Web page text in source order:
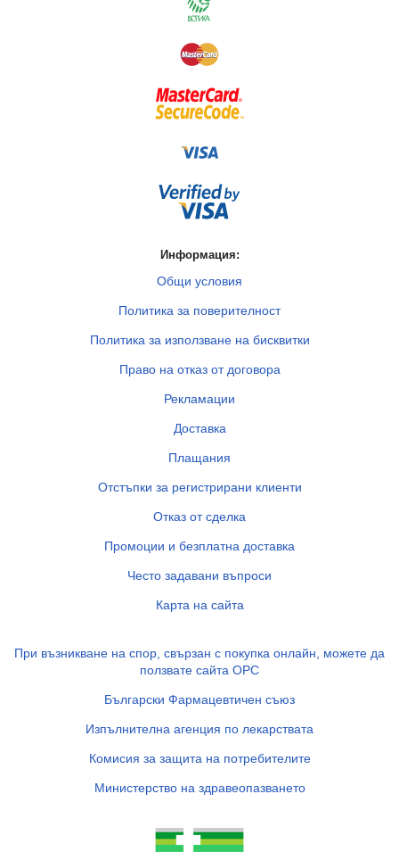
Информация:
Общи условия
Политика за поверителност
Политика за използване на бисквитки
Право на отказ от договора
Рекламации
Доставка
Плащания
Отстъпки за регистрирани клиенти
Отказ от сделка
Промоции и безплатна доставка
Често задавани въпроси
Карта на сайта
При възникване на спор, свързан с покупка онлайн, можете да
ползвате сайта ОРС
Български Фармацевтичен съюз
Изпълнителна агенция по лекарствата
Комисия за защита на потребителите
Министерство на здравеопазването